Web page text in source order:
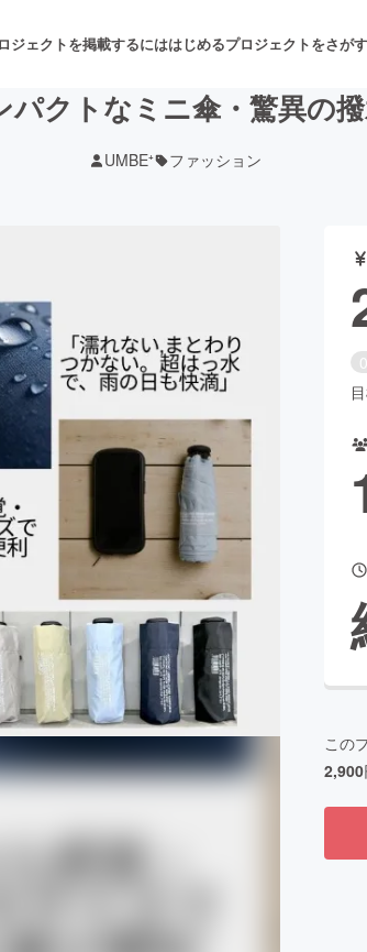
ジェクトを掲載するにははじめるプロジェクトをさがす
舞台・パフォー
サービス開発 フード・飲食店
誌出版
ビューティー・
CAMPFIRE for Social GoodCAMPFIRE Creation
CAMPFIREふるさと納税machi-ya
クトなミニ傘・驚異の
UMBE⁺ ファッション
この
2,900